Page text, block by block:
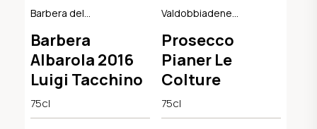
Barbera del
Barbera
Albarola 2016
Luigi Tacchino
75cl
Valdobbiadene
Prosecco
Pianer Le
Colture
75cl